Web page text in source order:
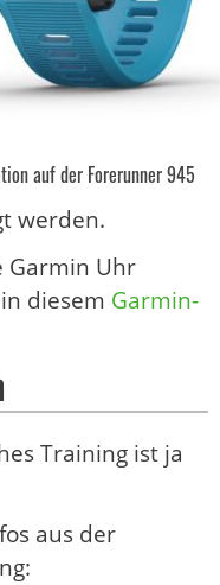
auf der Forerunner 945
werden.
Garmin Uhr
diesem Garmin-
Training ist ja
aus der